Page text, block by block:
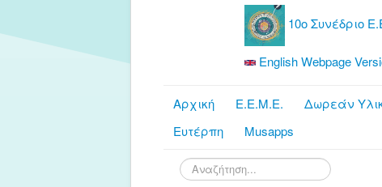
10ο Συνέδριο
English Webpage
Αρχική Ε.Ε.Μ.Ε. Δωρεάν
Ευτέρπη
Musapps
Αναζήτηση...